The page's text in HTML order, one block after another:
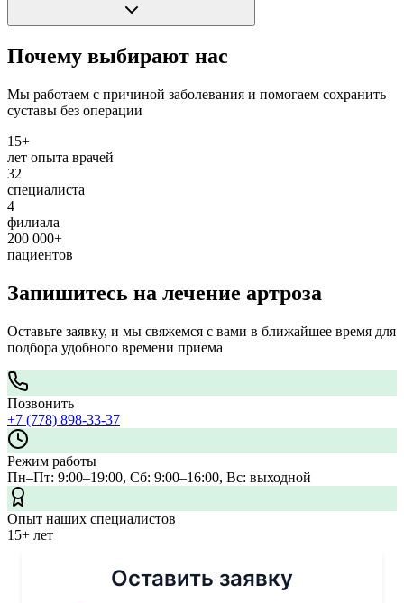
Почему выбирают нас
Мы работаем с причиной заболевания и помогаем сохранить
суставы без операции
15+
лет опыта врачей
32
специалиста
4
филиала
200 000+
пациентов
Запишитесь на лечение артроза
Оставьте заявку, и мы свяжемся с вами в ближайшее время для
подбора удобного времени приема
Позвонить
+7 (778) 898-33-37
Режим работы
Пн–Пт: 9:00–19:00, Сб: 9:00–16:00, Вс: выходной
Опыт наших специалистов
15+ лет
Оставить заявку